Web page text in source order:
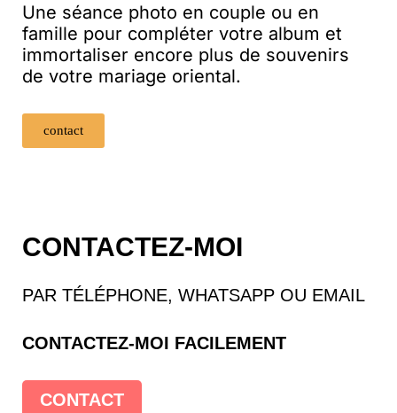
Une séance photo en couple ou en
famille pour compléter votre album et
immortaliser encore plus de souvenirs
de votre mariage oriental.
contact
CONTACTEZ-MOI
PAR TÉLÉPHONE, WHATSAPP OU EMAIL
CONTACTEZ-MOI FACILEMENT
CONTACT